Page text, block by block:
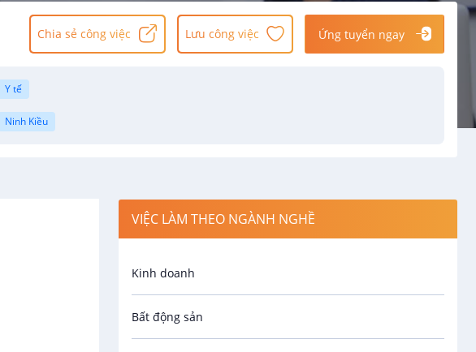
Chia sẻ công việc Lưu công việc Ứng tuyển ngay
Y tế
Ninh Kiều
VIỆC LÀM THEO NGÀNH NGHỀ
Kinh doanh
Bất động sản